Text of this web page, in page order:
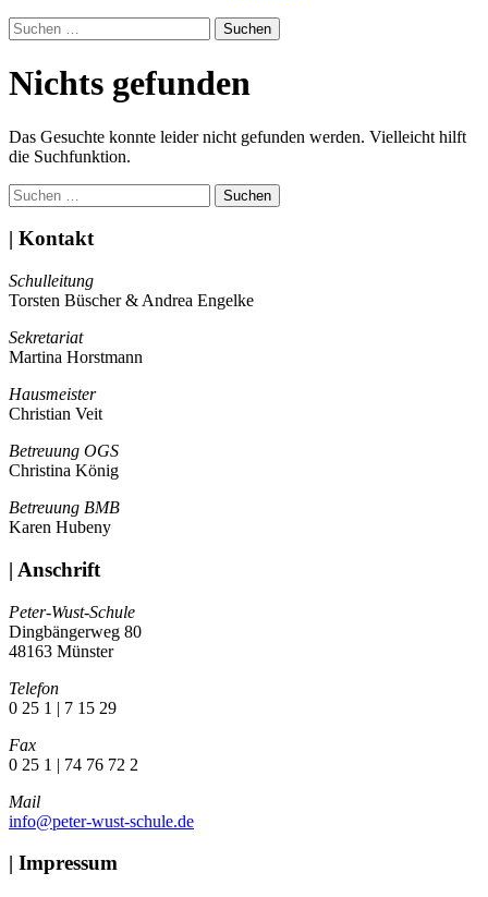
Suchen
nach:
Nichts gefunden
Das Gesuchte konnte leider nicht gefunden werden. Vielleicht hilft
die Suchfunktion.
Suchen
nach:
| Kontakt
Schulleitung
Torsten Büscher & Andrea Engelke
Sekretariat
Martina Horstmann
Hausmeister
Christian Veit
Betreuung OGS
Christina König
Betreuung BMB
Karen Hubeny
| Anschrift
Peter-Wust-Schule
Dingbängerweg 80
48163 Münster
Telefon
0 25 1 | 7 15 29
Fax
0 25 1 | 74 76 72 2
Mail
info@peter-wust-schule.de
| Impressum